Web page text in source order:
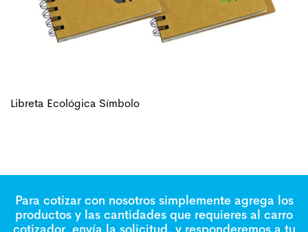
Libreta Ecológica Símbolo
Para cotizar con nosotros simplemente agrega los
productos y las cantidades que requieres al carro